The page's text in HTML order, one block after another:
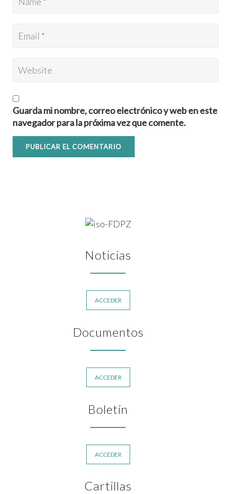
Guarda mi nombre, correo electrónico y web en este
navegador para la próxima vez que comente.
Noticias
ACCEDER
Documentos
ACCEDER
Boletín
ACCEDER
Cartillas